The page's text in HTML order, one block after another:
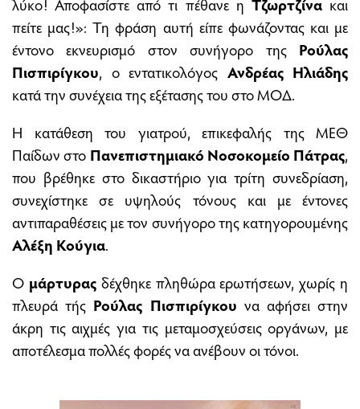
πείτε μας!»: Τη φράση αυτή είπε φωνάζοντας και με
έντονο εκνευρισμό στον συνήγορο της Ρούλας
Πισπιρίγκου, ο εντατικολόγος Ανδρέας Ηλιάδης
κατά την συνέχεια της εξέτασης του στο ΜΟΔ.
Η κατάθεση του γιατρού, επικεφαλής της ΜΕΘ
Παίδων στο Πανεπιστημιακό Νοσοκομείο Πάτρας,
που βρέθηκε στο δικαστήριο για τρίτη συνεδρίαση,
συνεχίστηκε σε υψηλούς τόνους και με έντονες
αντιπαραθέσεις με τον συνήγορο της κατηγορουμένης
Αλέξη Κούγια.
Ο μάρτυραςδέχθηκε πληθώρα ερωτήσεων, χωρίς η
πλευρά τής Ρούλας Πισπιρίγκου να αφήσει στην
άκρη τις αιχμές για τις μεταμοσχεύσεις οργάνων, με
αποτέλεσμα πολλές φορές να ανέβουν οι τόνοι.